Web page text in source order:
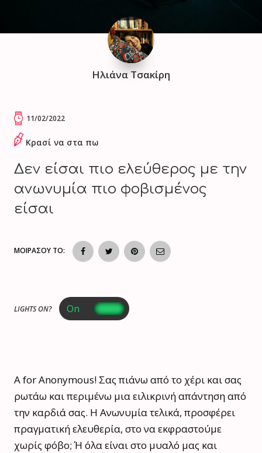
Ηλιάνα Τσακίρη
11/02/2022
Κρασί να στα πω
Δεν είσαι πιο ελεύθερος με την
ανωνυμία πιο φοβισμένος
είσαι
ΜΟΙΡΑΣΟΥ ΤΟ:
LIGHTS ON?
Α for Anonymous! Σας πιάνω από το χέρι και σας
ρωτάω και περιμένω μια ειλικρινή απάντηση από
την καρδιά σας. Η Ανωνυμία τελικά, προσφέρει
πραγματική ελευθερία, στο να εκφραστούμε
χωρίς φόβο; Ή όλα είναι στο μυαλό μας και